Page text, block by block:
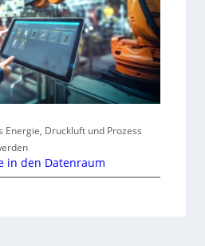
Energie, Druckluft und Prozess
in den Datenraum